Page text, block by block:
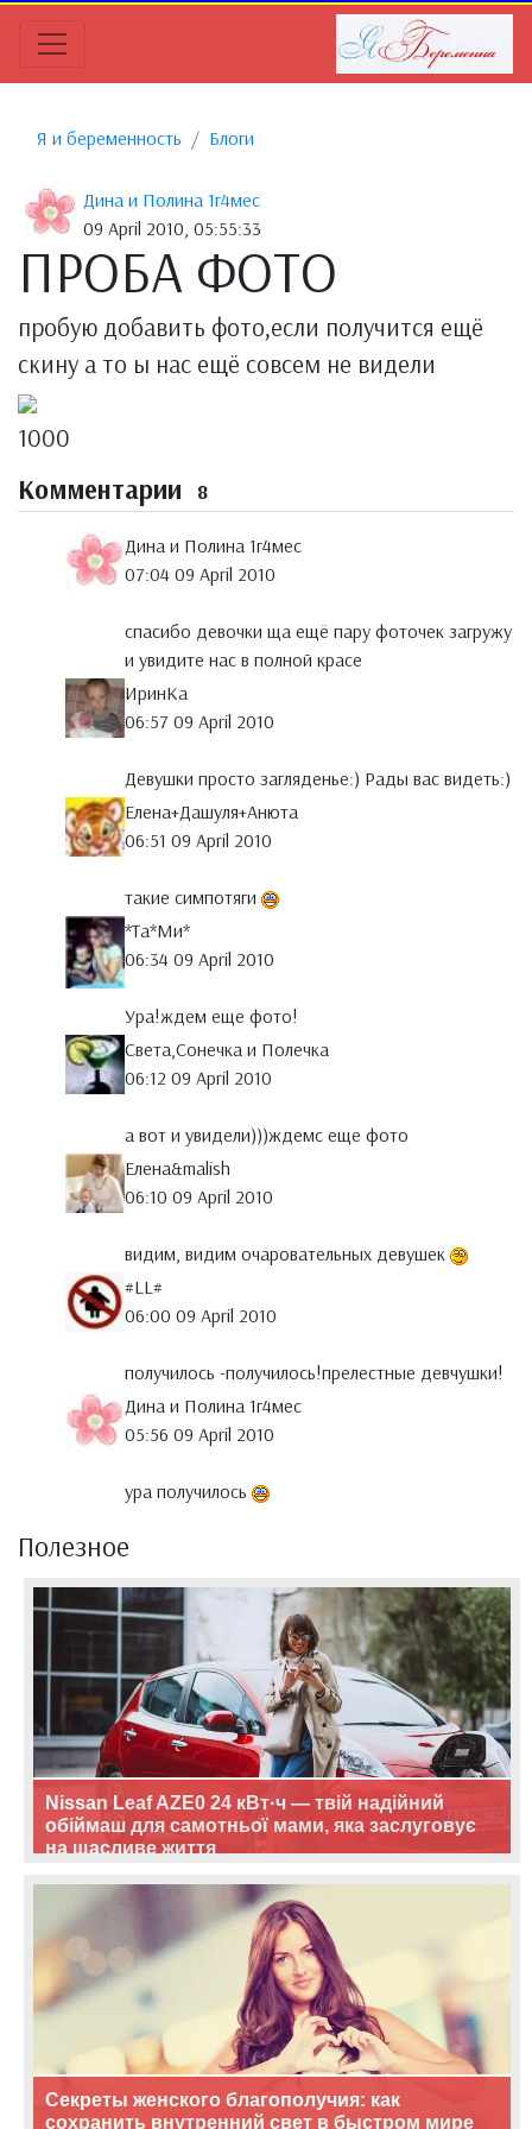
Я и беременность Блоги
Дина и Полина 1г4мес
09 April 2010, 05:55:33
ПРОБА ФОТО
пробую добавить фото,если получится ещё
скину а то ы нас ещё совсем не видели
1000
Комментарии 8
Дина и Полина 1г4мес
07:04 09 April 2010
спасибо девочки ща ещё пару фоточек загружу
и увидите нас в полной красе
ИринКа
06:57 09 April 2010
Девушки просто загляденье:) Рады вас видеть:)
Елена+Дашуля+Анюта
06:51 09 April 2010
такие симпотяги
*Тa*Ми*
06:34 09 April 2010
Ура!ждем еще фото!
Света,Сонечка и Полечка
06:12 09 April 2010
а вот и увидели)))ждемс еще фото
Елена&malish
06:10 09 April 2010
видим, видим очаровательных девушек
#LL#
06:00 09 April 2010
получилось -получилось!прелестные девчушки!
Дина и Полина 1г4мес
05:56 09 April 2010
ура получилось
Полезное
Nissan Leaf AZE0 24 кВт·ч — твій надійний
обіймаш для самотньої мами, яка заслуговує
на щасливе життя
Секреты женского благополучия: как
сохранить внутренний свет в быстром мире